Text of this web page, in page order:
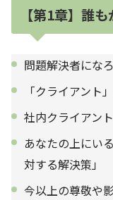
【第1章】誰
問題解決者にな
「クライアント
社内クライアン
あなたの上にい
対する解決策」
今以上の尊敬や